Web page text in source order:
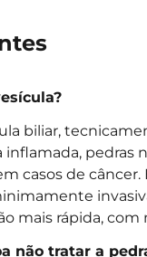
biliar,
inflamada, pedras
casos de câncer.
mais rápida,
não tratar a